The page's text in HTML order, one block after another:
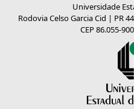
Universidade
Rodovia Celso Garcia Cid | PR
CEP 86.055-